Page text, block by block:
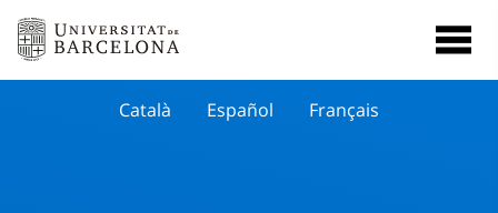
Català Español Français